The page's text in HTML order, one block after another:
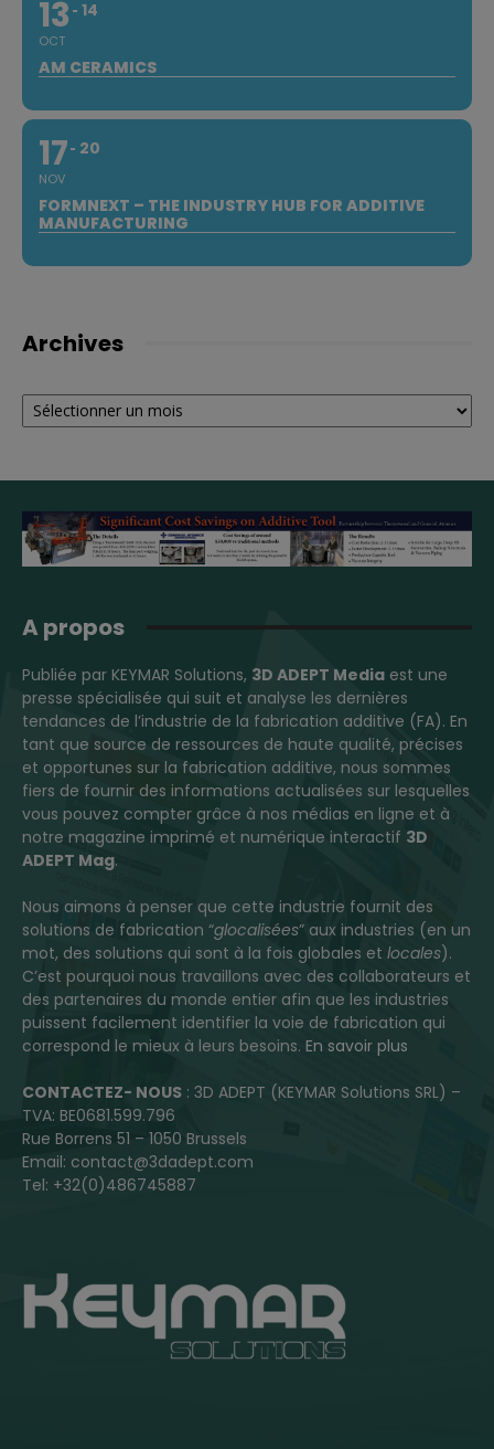
13
OCT
14
AM CERAMICS
17
NOV
20
FORMNEXT – THE INDUSTRY HUB FOR ADDITIVE
MANUFACTURING
Archives
Archives
A propos
Publiée par KEYMAR Solutions, 3D ADEPT Media est une
presse spécialisée qui suit et analyse les dernières
tendances de l’industrie de la fabrication additive (FA). En
tant que source de ressources de haute qualité, précises
et opportunes sur la fabrication additive, nous sommes
fiers de fournir des informations actualisées sur lesquelles
vous pouvez compter grâce à nos médias en ligne et à
notre magazine imprimé et numérique interactif 3D
ADEPT Mag.
Nous aimons à penser que cette industrie fournit des
solutions de fabrication “glocalisées” aux industries (en un
mot, des solutions qui sont à la fois globales et locales).
C’est pourquoi nous travaillons avec des collaborateurs et
des partenaires du monde entier afin que les industries
puissent facilement identifier la voie de fabrication qui
correspond le mieux à leurs besoins. En savoir plus
CONTACTEZ- NOUS : 3D ADEPT (KEYMAR Solutions SRL) –
TVA: BE0681.599.796
Rue Borrens 51 – 1050 Brussels
Email: contact@3dadept.com
Tel: +32(0)486745887